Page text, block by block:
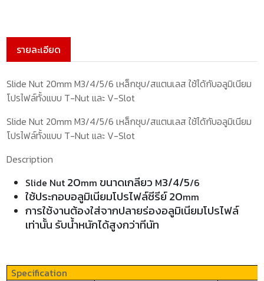
รายละเอียด
Slide Nut 20mm M3/4/5/6 เหล็กชุบ/สแตนเลส ใช้ได้กับอลูมิเนียม
โปรไฟล์ทั้งแบบ T-Nut และ V-Slot
Slide Nut 20mm M3/4/5/6 เหล็กชุบ/สแตนเลส ใช้ได้กับอลูมิเนียม
โปรไฟล์ทั้งแบบ T-Nut และ V-Slot
Description
Slide Nut 20mm ขนาดเกลียว M3/4/5/6
ใช้ประกอบอลูมิเนียมโปรไฟล์ซีรีย์ 20mm
การใช้งานต้องใส่จากปลายร่องอลูมิเนียมโปรไฟล์
เท่านั้น รับน้ำหนักได้สูงกว่าทีนัท
Specification